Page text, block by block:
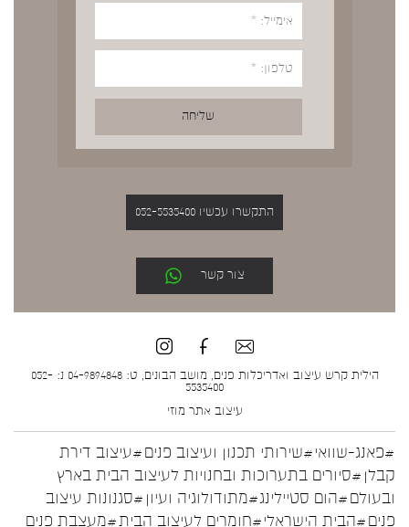
התקשרו עכשיו 052-5535400
צור קשר
הילית קרש עיצוב ואדריכלות פנים, מושב הבונים, ט: 04-9894848 נ: 052-
5535400
עיצוב אתר מוזי
#פאנג-שוואי#שירותי תכנון ועיצוב פנים#עיצוב דירת
קבלן #סיורים בתערוכות ובחנויות לעיצוב הבית בארץ
ובעולם#הום סטיילינג#מתודולוגיה ועיון #סגנונות עיצוב
פנים#הבית הישראלי#חומרים לעיצוב הבית#מעצבת פנים